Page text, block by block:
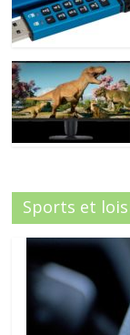
Sports et